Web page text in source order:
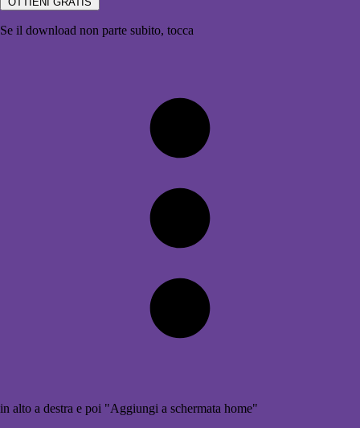
Se il download non parte subito, tocca
in alto a destra e poi "Aggiungi a schermata home"